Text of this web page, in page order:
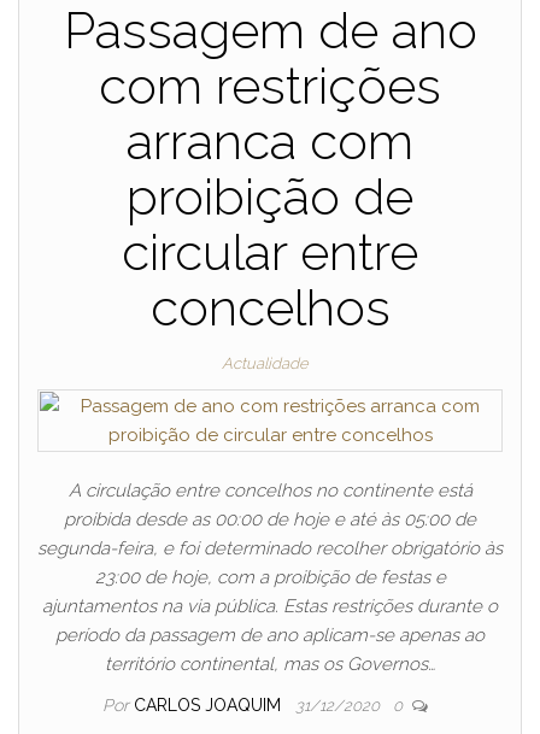
Passagem de ano
com restrições
arranca com
proibição de
circular entre
concelhos
Actualidade
A circulação entre concelhos no continente está
proibida desde as 00:00 de hoje e até às 05:00 de
segunda-feira, e foi determinado recolher obrigatório às
23:00 de hoje, com a proibição de festas e
ajuntamentos na via pública. Estas restrições durante o
período da passagem de ano aplicam-se apenas ao
território continental, mas os Governos…
Por CARLOS JOAQUIM 31/12/2020 0